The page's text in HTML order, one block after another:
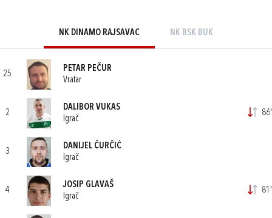
NK DINAMO RAJSAVAC NK BSK BUK
25
PETAR PEČUR
Vratar
2
DALIBOR VUKAS
Igrač
86'
3
DANIJEL ČURČIĆ
Igrač
4
JOSIP GLAVAŠ
Igrač
81'